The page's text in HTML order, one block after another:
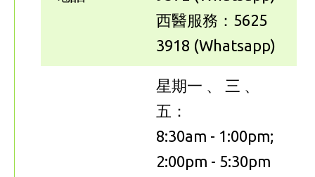
西醫服務：5625
3918 (Whatsapp)
星期一 、 三 、
五：
8:30am - 1:00pm;
2:00pm - 5:30pm